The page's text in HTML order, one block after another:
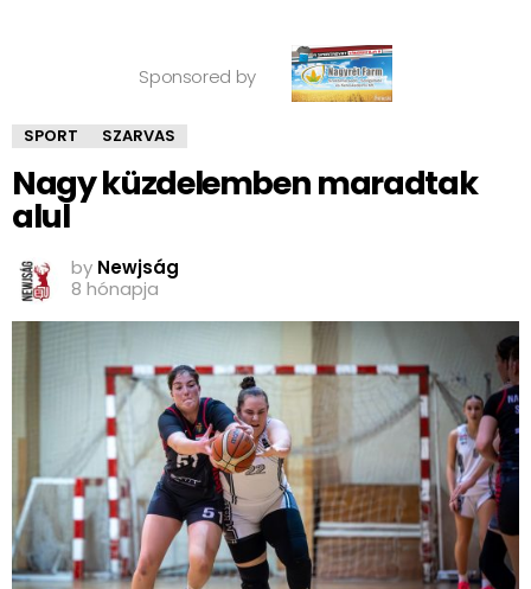
Sponsored by
SPORT SZARVAS
Nagy küzdelemben maradtak
alul
by Newjság
8 hónapja